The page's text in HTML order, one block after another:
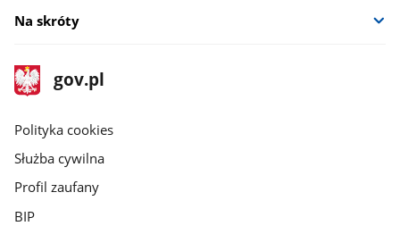
Na skróty
stopka
gov.pl
Strona
gov.pl
gov.pl
Polityka cookies
Służba cywilna
Profil zaufany
BIP